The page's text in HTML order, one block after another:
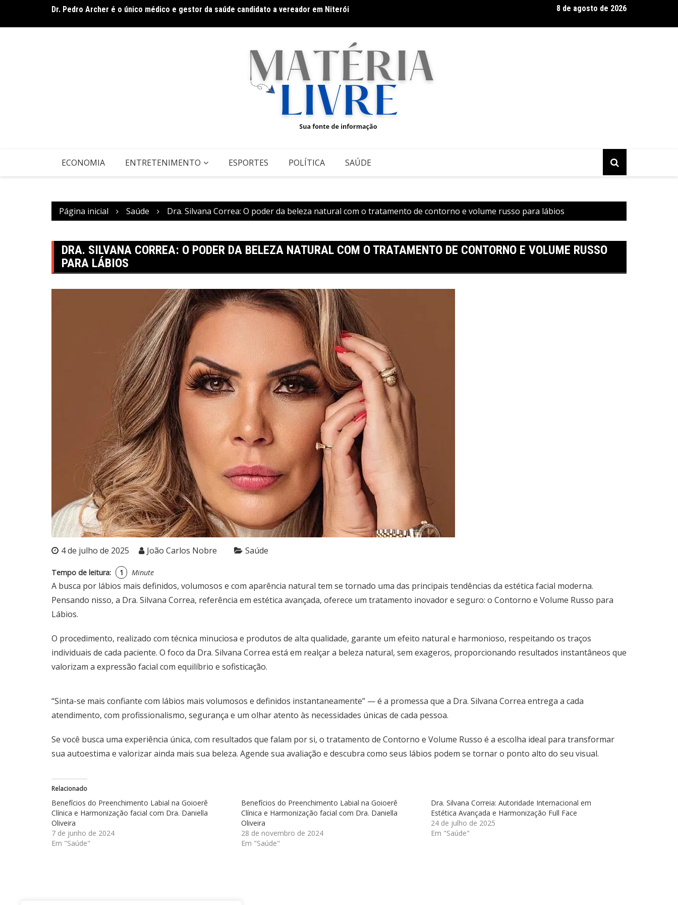
o
Dr. Pedro Archer é o único médico e gestor da saúde candidato a vereador em Niterói Documentário CONTRACENA foi exibido na UFU, no Grupontapé e no
8 de agosto de 2026
ECONOMIA ENTRETENIMENTO ESPORTES POLÍTICA SAÚDE
Página inicial Saúde Dra. Silvana Correa: O poder da beleza natural com o tratamento de contorno e volume russo para lábios
DRA. SILVANA CORREA: O PODER DA BELEZA NATURAL COM O TRATAMENTO DE CONTORNO E VOLUME RUSSO
PARA LÁBIOS
4 de julho de 2025 João Carlos Nobre Saúde
Tempo de leitura: 1 Minute
A busca por lábios mais definidos, volumosos e com aparência natural tem se tornado uma das principais tendências da estética facial moderna.
Pensando nisso, a Dra. Silvana Correa, referência em estética avançada, oferece um tratamento inovador e seguro: o Contorno e Volume Russo para
Lábios.
O procedimento, realizado com técnica minuciosa e produtos de alta qualidade, garante um efeito natural e harmonioso, respeitando os traços
individuais de cada paciente. O foco da Dra. Silvana Correa está em realçar a beleza natural, sem exageros, proporcionando resultados instantâneos que
valorizam a expressão facial com equilíbrio e sofisticação.
“Sinta-se mais confiante com lábios mais volumosos e definidos instantaneamente” — é a promessa que a Dra. Silvana Correa entrega a cada
atendimento, com profissionalismo, segurança e um olhar atento às necessidades únicas de cada pessoa.
Se você busca uma experiência única, com resultados que falam por si, o tratamento de Contorno e Volume Russo é a escolha ideal para transformar
sua autoestima e valorizar ainda mais sua beleza. Agende sua avaliação e descubra como seus lábios podem se tornar o ponto alto do seu visual.
Relacionado
Benefícios do Preenchimento Labial na Goioerê
Clínica e Harmonização facial com Dra. Daniella
Oliveira
7 de junho de 2024
Em "Saúde"
Benefícios do Preenchimento Labial na Goioerê
Clínica e Harmonização facial com Dra. Daniella
Oliveira
28 de novembro de 2024
Em "Saúde"
Dra. Silvana Correia: Autoridade Internacional em
Estética Avançada e Harmonização Full Face
24 de julho de 2025
Em "Saúde"